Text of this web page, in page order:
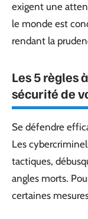
exigent une
le monde est
rendant la
Les 5 règles
sécurité de
Se défendre
Les
tactiques,
angles morts.
certaines